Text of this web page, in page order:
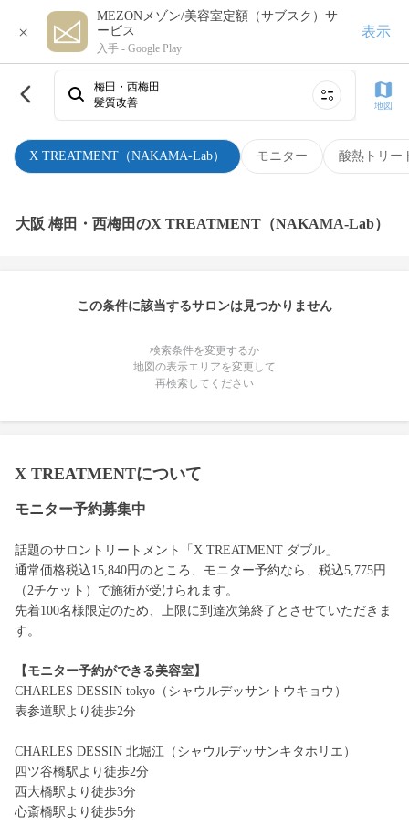
×
MEZONメゾン/美容室定額（サブスク）サ
ービス
入手 - Google Play
表示
X TREATMENT（NAKAMA-Lab） モニター 酸熱トリー
梅田・西梅田
髪質改善
地図
大阪 梅田・西梅田のX TREATMENT（NAKAMA-Lab）
この条件に該当するサロンは見つかりません
検索条件を変更するか
地図の表示エリアを変更して
再検索してください
X TREATMENTについて
モニター予約募集中
話題のサロントリートメント「X TREATMENT ダブル」
通常価格税込15,840円のところ、モニター予約なら、税込5,775円
（2チケット）で施術が受けられます。
先着100名様限定のため、上限に到達次第終了とさせていただきま
す。
【モニター予約ができる美容室】
CHARLES DESSIN tokyo（シャウルデッサントウキョウ）
表参道駅より徒歩2分
CHARLES DESSIN 北堀江（シャウルデッサンキタホリエ）
四ツ谷橋駅より徒歩2分
西大橋駅より徒歩3分
心斎橋駅より徒歩5分